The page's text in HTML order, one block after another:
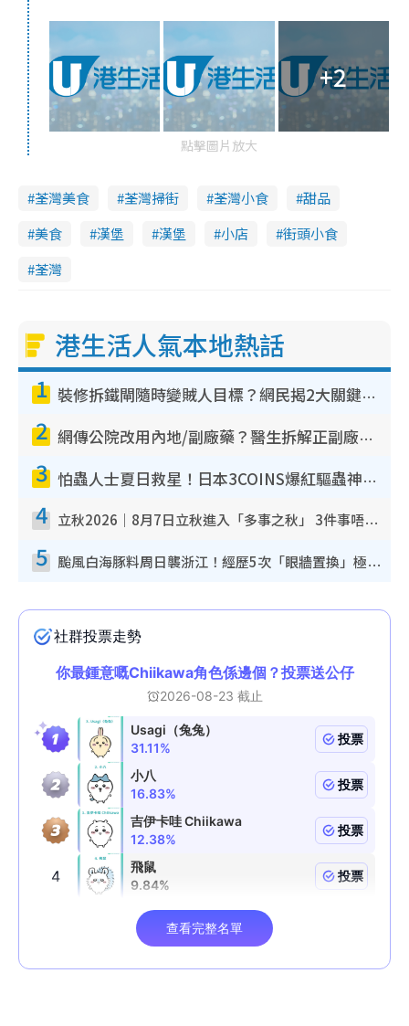
+2
點擊圖片放大
荃灣美食 荃灣掃街 荃灣小食
甜品
美食
漢堡 漢堡 小店
街頭小食
荃灣
港生活人氣本地熱話
1 裝修拆鐵閘隨時變賊人目標？網民揭2大關鍵用途：裝新式等於白裝？附新舊鐵閘分別
2 網傳公院改用內地/副廠藥？醫生拆解正副廠分別 揭4類人換藥隨時出事
3 怕蟲人士夏日救星！日本3COINS爆紅驅蟲神器$45起 1招「全程免觸碰」輕鬆搞定小強
4 立秋2026｜8月7日立秋進入「多事之秋」 3件事唔做得！專家教6招開運 清枱頭／銀包納氣接好運
5 颱風白海豚料周日襲浙江！經歷5次「眼牆置換」極罕見 成登陸內地最長途颱風